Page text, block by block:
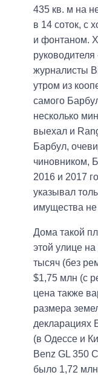
435 кв. м на
в 14 соток, с
и фонтаном.
журналисты
утром из
самого
несколько
выехал и
Барбул,
чиновником,
2016 и 2017
указывал
имущества не
Дома такой
этой улице
тысяч (без
$1,75 млн (с
цена также
размера
декларациях
(в Одессе и
Benz GL 350
было 1,72